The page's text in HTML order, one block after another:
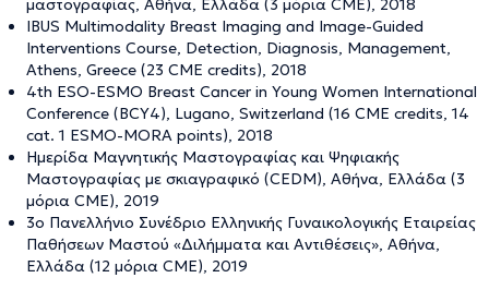
μαστογραφίας, Αθήνα, Ελλάδα (3 μόρια CME), 2018
IBUS Multimodality Breast Imaging and Image-Guided
Interventions Course, Detection, Diagnosis, Management,
Athens, Greece (23 CME credits), 2018
4th ESO-ESMO Breast Cancer in Young Women International
Conference (BCY4), Lugano, Switzerland (16 CME credits, 14
cat. 1 ESMO-MORA points), 2018
Ημερίδα Μαγνητικής Μαστογραφίας και Ψηφιακής
Μαστογραφίας με σκιαγραφικό (CEDM), Αθήνα, Ελλάδα (3
μόρια CME), 2019
3ο Πανελλήνιο Συνέδριο Ελληνικής Γυναικολογικής Εταιρείας
Παθήσεων Μαστού «Διλήμματα και Αντιθέσεις», Αθήνα,
Ελλάδα (12 μόρια CME), 2019